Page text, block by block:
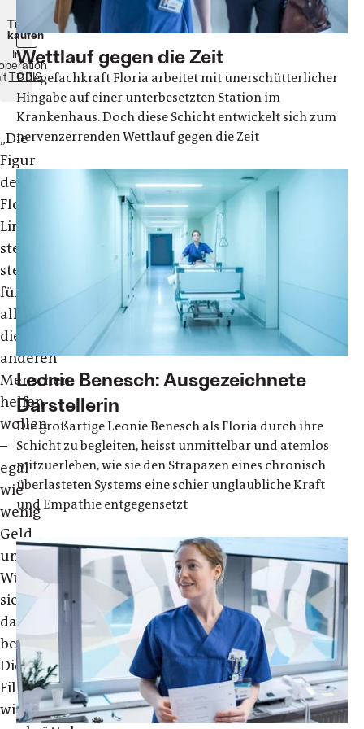
Tickets
kaufen
In
TOBIS
„Die
Figur
der
Floria
Lind
steht
stellvertretend
für
alle,
die
anderen
Menschen
helfen
wollen
–
egal
wie
wenig
Geld
und
Würdigung
sie
dafür
bekommen.
Dieser
Film
will
Wettlauf gegen die Zeit
Pflegefachkraft Floria arbeitet mit unerschütterlicher
Hingabe auf einer unterbesetzten Station im
Krankenhaus. Doch diese Schicht entwickelt sich zum
nervenzerrenden Wettlauf gegen die Zeit
Leonie Benesch: Ausgezeichnete
Darstellerin
Die großartige Leonie Benesch als Floria durch ihre
Schicht zu begleiten, heisst unmittelbar und atemlos
mitzuerleben, wie sie den Strapazen eines chronisch
überlasteten Systems eine schier unglaubliche Kraft
und Empathie entgegensetzt